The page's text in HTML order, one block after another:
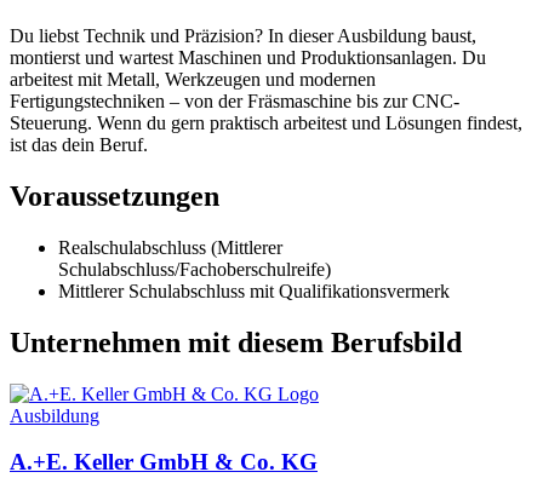
Du liebst Technik und Präzision? In dieser Ausbildung baust,
montierst und wartest Maschinen und Produktionsanlagen. Du
arbeitest mit Metall, Werkzeugen und modernen
Fertigungstechniken – von der Fräsmaschine bis zur CNC-
Steuerung. Wenn du gern praktisch arbeitest und Lösungen findest,
ist das dein Beruf.
Voraussetzungen
Realschulabschluss (Mittlerer
Schulabschluss/Fachoberschulreife)
Mittlerer Schulabschluss mit Qualifikationsvermerk
Unternehmen mit diesem Berufsbild
Ausbildung
A.+E. Keller GmbH & Co. KG